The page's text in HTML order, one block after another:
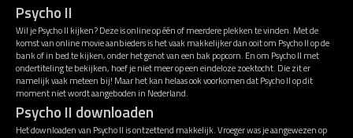
Psycho II
Wil je Psycho II kijken? Deze is online op één of meerdere plekken te vinden. Met de
komst van online movie aanbieders is het vaak makkelijker dan ooit om Psycho II op de
bank of in bed te kijken, onder het genot van een bak popcorn. En om Psycho II met
ondertiteling te bekijken, hoef je niet meer op een eindeloze zoektocht. Die zit er
namelijk vaak meteen bij! Maar het kan helaas ook voorkomen dat Psycho II op dit
moment niet wordt aangeboden in Nederland.
Psycho II downloaden
Het downloaden van Psycho II is ontzettend makkelijk. Vroeger was je aangewezen op